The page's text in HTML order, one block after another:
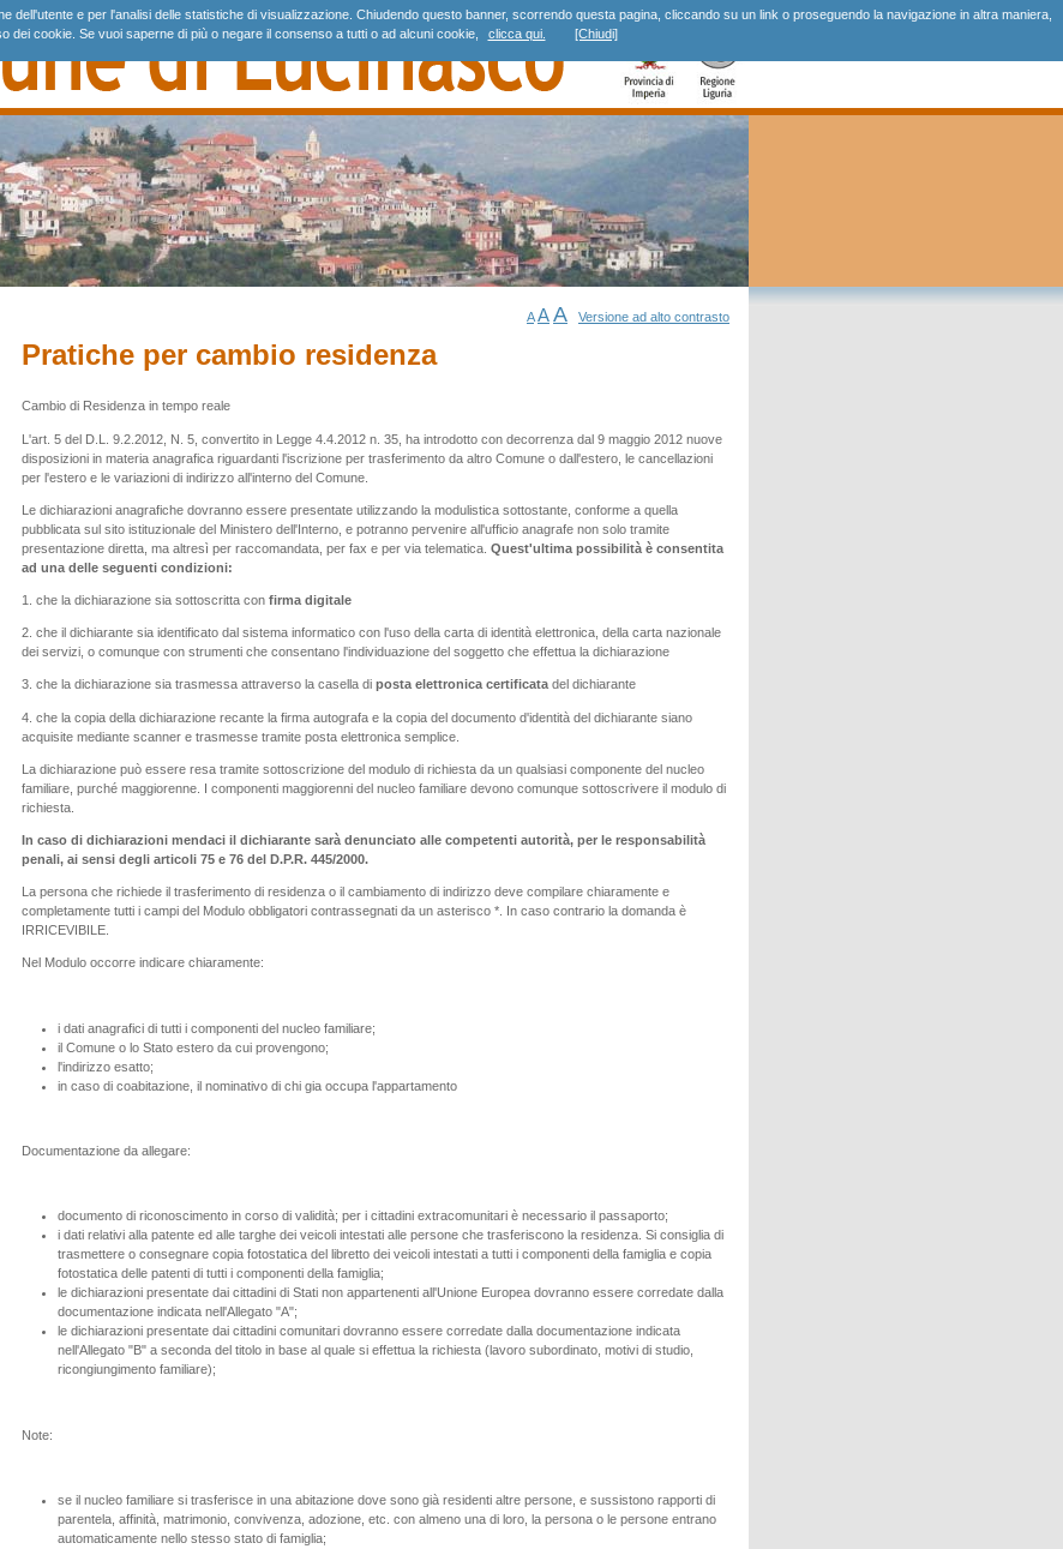
A AA Versione ad alto contrasto
Pratiche per cambio residenza
Cambio di Residenza in tempo reale
L'art. 5 del D.L. 9.2.2012, N. 5, convertito in Legge 4.4.2012 n. 35, ha introdotto con decorrenza dal 9 maggio 2012 nuove
disposizioni in materia anagrafica riguardanti l'iscrizione per trasferimento da altro Comune o dall'estero, le cancellazioni
per l'estero e le variazioni di indirizzo all'interno del Comune.
Le dichiarazioni anagrafiche dovranno essere presentate utilizzando la modulistica sottostante, conforme a quella
pubblicata sul sito istituzionale del Ministero dell'Interno, e potranno pervenire all'ufficio anagrafe non solo tramite
presentazione diretta, ma altresì per raccomandata, per fax e per via telematica. Quest'ultima possibilità è consentita
ad una delle seguenti condizioni:
1. che la dichiarazione sia sottoscritta con firma digitale
2. che il dichiarante sia identificato dal sistema informatico con l'uso della carta di identità elettronica, della carta nazionale
dei servizi, o comunque con strumenti che consentano l'individuazione del soggetto che effettua la dichiarazione
3. che la dichiarazione sia trasmessa attraverso la casella di posta elettronica certificata del dichiarante
4. che la copia della dichiarazione recante la firma autografa e la copia del documento d'identità del dichiarante siano
acquisite mediante scanner e trasmesse tramite posta elettronica semplice.
La dichiarazione può essere resa tramite sottoscrizione del modulo di richiesta da un qualsiasi componente del nucleo
familiare, purché maggiorenne. I componenti maggiorenni del nucleo familiare devono comunque sottoscrivere il modulo di
richiesta.
In caso di dichiarazioni mendaci il dichiarante sarà denunciato alle competenti autorità, per le responsabilità
penali, ai sensi degli articoli 75 e 76 del D.P.R. 445/2000.
La persona che richiede il trasferimento di residenza o il cambiamento di indirizzo deve compilare chiaramente e
completamente tutti i campi del Modulo obbligatori contrassegnati da un asterisco *. In caso contrario la domanda è
IRRICEVIBILE.
Nel Modulo occorre indicare chiaramente:
i dati anagrafici di tutti i componenti del nucleo familiare;
il Comune o lo Stato estero da cui provengono;
l'indirizzo esatto;
in caso di coabitazione, il nominativo di chi gia occupa l'appartamento
Documentazione da allegare:
documento di riconoscimento in corso di validità; per i cittadini extracomunitari è necessario il passaporto;
i dati relativi alla patente ed alle targhe dei veicoli intestati alle persone che trasferiscono la residenza. Si consiglia di
trasmettere o consegnare copia fotostatica del libretto dei veicoli intestati a tutti i componenti della famiglia e copia
fotostatica delle patenti di tutti i componenti della famiglia;
le dichiarazioni presentate dai cittadini di Stati non appartenenti all'Unione Europea dovranno essere corredate dalla
documentazione indicata nell'Allegato "A";
le dichiarazioni presentate dai cittadini comunitari dovranno essere corredate dalla documentazione indicata
nell'Allegato "B" a seconda del titolo in base al quale si effettua la richiesta (lavoro subordinato, motivi di studio,
ricongiungimento familiare);
Note:
se il nucleo familiare si trasferisce in una abitazione dove sono già residenti altre persone, e sussistono rapporti di
parentela, affinità, matrimonio, convivenza, adozione, etc. con almeno una di loro, la persona o le persone entrano
automaticamente nello stesso stato di famiglia;
e per l'analisi delle statistiche di visualizzazione. Chiudendo questo banner, scorrendo questa pagina, cliccando su un link o proseguendo la navigazione in altra maniera,
dei cookie. Se vuoi saperne di più o negare il consenso a tutti o ad alcuni cookie,
clicca qui. [Chiudi]